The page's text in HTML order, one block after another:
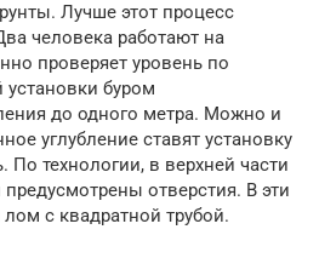
Лучше этот процесс
человека работают на
проверяет уровень по
буром
до одного метра. Можно и
углубление ставят установку
По технологии, в верхней части
отверстия. В эти
лом с квадратной трубой.